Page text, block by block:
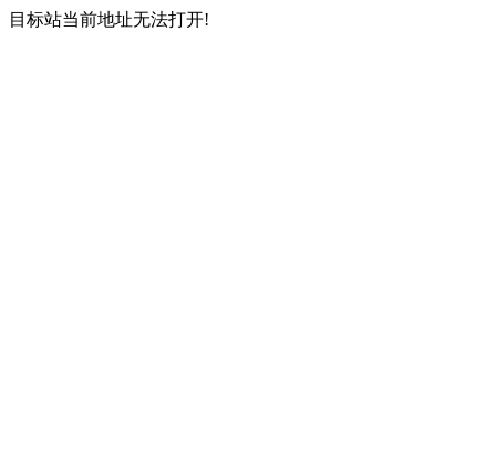
目标站当前地址无法打开!